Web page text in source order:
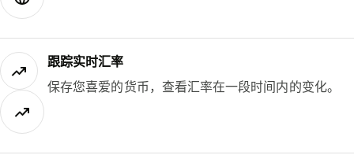
跟踪实时汇率
保存您喜爱的货币，查看汇率在一段时间内的变化。